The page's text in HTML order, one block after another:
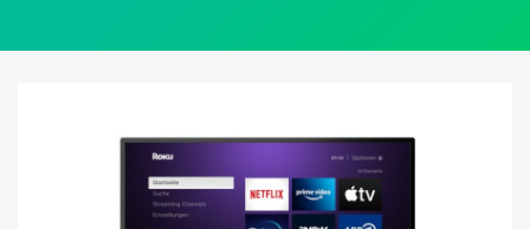
und
ausprobiert